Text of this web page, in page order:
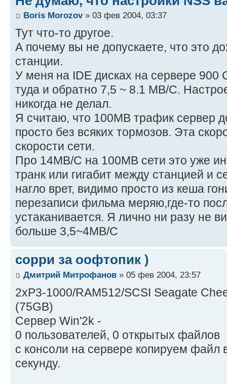
Boris Morozov» 03 фев 2004, 03:37
Тут что-то другое.
А почему вы не допускаете, что это
станции.
У меня на IDE дисках на сервере 900
туда и обратно 7,5 ~ 8.1 MB/C.
никогда не делал.
Я считаю, что 100MB трафик сервер
просто без всяких тормозов. Эта
скорости сети.
Про 14MB/C на 100MB сети это уже
транк или гигабит между станцией и
нагло врет, видимо просто из кеша
перезаписи фильма меряю,где-то
устаканивается. Я лично ни разу не
больше 3,5~4MB/С
сорри за оофтопик )
Дмитрий Митрофанов » 05 фев 2004, 23:57
2xP3-1000/RAM512/SCSI Seagate
(75GB)
Сервер Win'2k -
0 пользователей, 0 открытых файлов
с консоли на сервере копируем файл
секунду.